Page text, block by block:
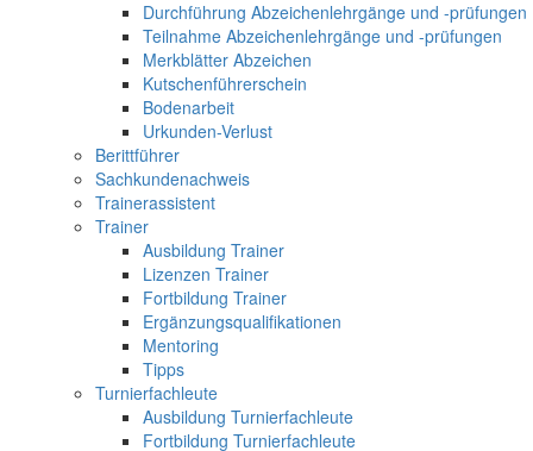
Durchführung Abzeichenlehrgänge und -prüfungen
Teilnahme Abzeichenlehrgänge und -prüfungen
Merkblätter Abzeichen
Kutschenführerschein
Bodenarbeit
Urkunden-Verlust
Berittführer
Sachkundenachweis
Trainerassistent
Trainer
Ausbildung Trainer
Lizenzen Trainer
Fortbildung Trainer
Ergänzungsqualifikationen
Mentoring
Tipps
Turnierfachleute
Ausbildung Turnierfachleute
Fortbildung Turnierfachleute